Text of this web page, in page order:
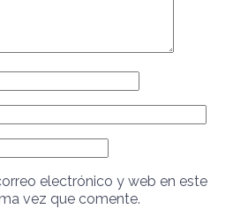
electrónico y web en este
vez que comente.